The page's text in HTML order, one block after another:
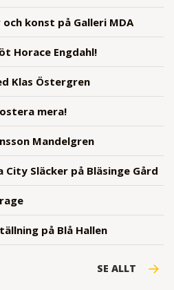
konst på Galleri MDA
Horace Engdahl!
Klas Östergren
mera!
Mandelgren
City Släcker på Bläsinge Gård
på Blå Hallen
SE ALLT